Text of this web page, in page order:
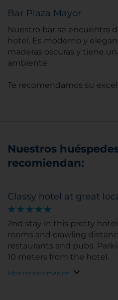
Bar Plaza Mayor
Nuestro bar se encuentra
hotel. Es moderno y
maderas oscuras y tiene
ambiente.
Te recomendamos su
Nuestros
recomiendan:
Classy hotel at great
2nd stay in this pretty
rooms and crawling
restaurants and pubs.
10 meters from the hotel.
Mostrar información